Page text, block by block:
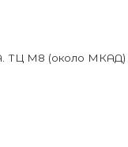
ТЦ М8 (около МКАД)